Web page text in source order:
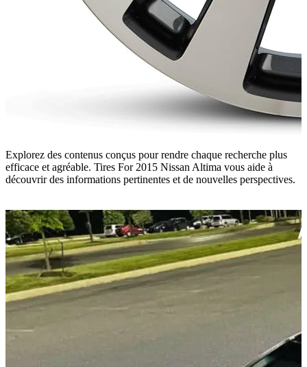
Explorez des contenus conçus pour rendre chaque recherche plus
efficace et agréable. Tires For 2015 Nissan Altima vous aide à
découvrir des informations pertinentes et de nouvelles perspectives.